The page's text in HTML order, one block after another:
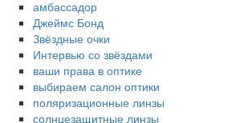
амбассадор
Джеймс Бонд
Звёздные очки
Интервью со звёздами
ваши права в оптике
выбираем салон оптики
поляризационные линзы
солнцезащитные линзы